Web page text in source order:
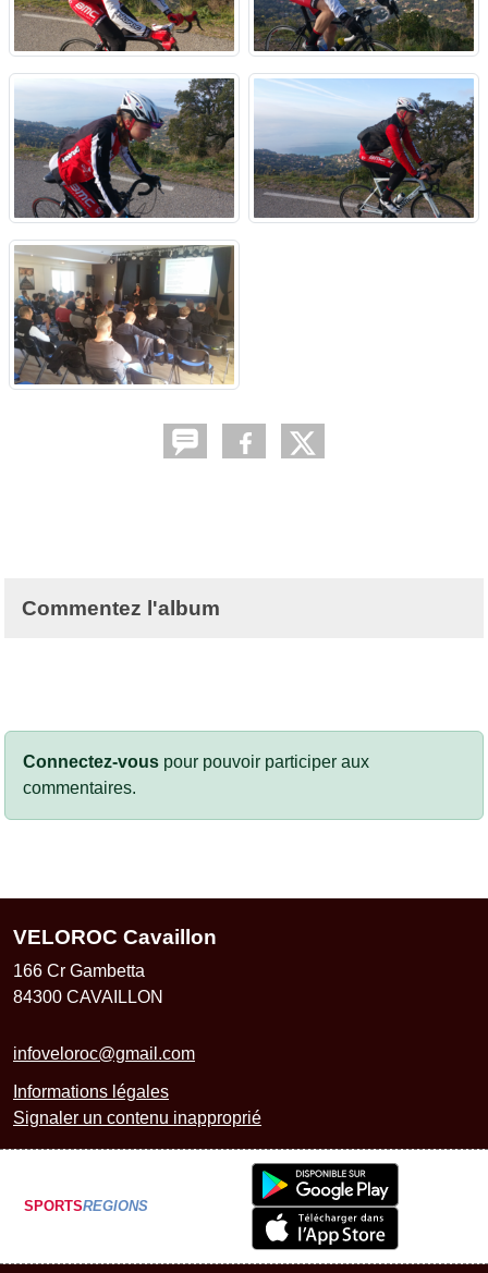
Commentez l'album
Connectez-vous pour pouvoir participer aux
commentaires.
VELOROC Cavaillon
166 Cr Gambetta
84300 CAVAILLON
infoveloroc@gmail.com
Informations légales
Signaler un contenu inapproprié
SPORTSREGIONS